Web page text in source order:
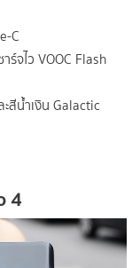
C
ร์จไว VOOC Flash
สีน้ำเงิน Galactic
4